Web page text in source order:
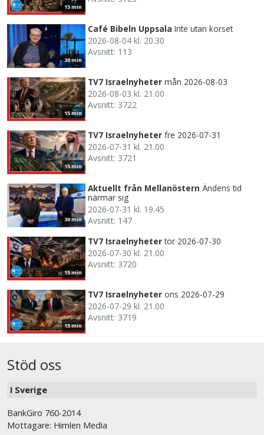
15 min
30 min
Café Bibeln Uppsala Inte utan korset
2026-08-04 kl. 20.30
Avsnitt: 113
15 min
TV7 Israelnyheter mån 2026-08-03
2026-08-03 kl. 21.00
Avsnitt: 3722
15 min
TV7 Israelnyheter fre 2026-07-31
2026-07-31 kl. 21.00
Avsnitt: 3721
30 min
Aktuellt från Mellanöstern Ändens tid
närmar sig
2026-07-31 kl. 19.45
Avsnitt: 147
15 min
TV7 Israelnyheter tor 2026-07-30
2026-07-30 kl. 21.00
Avsnitt: 3720
15 min
TV7 Israelnyheter ons 2026-07-29
2026-07-29 kl. 21.00
Avsnitt: 3719
Stöd oss
I Sverige
BankGiro 760-2014
Mottagare: Himlen Media